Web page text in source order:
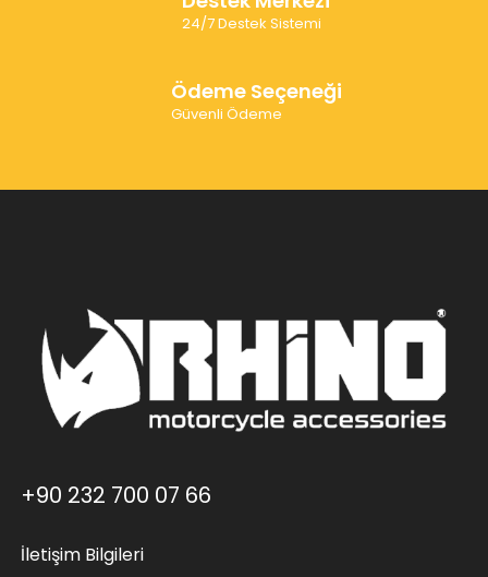
24/7 Destek Sistemi
Ödeme Seçeneği
Güvenli Ödeme
+90 232 700 07 66
İletişim Bilgileri